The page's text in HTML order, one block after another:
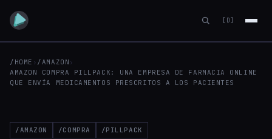
[D]
/HOME › /AMAZON ›
AMAZON COMPRA PILLPACK: UNA EMPRESA DE FARMACIA ONLINE
QUE ENVÍA MEDICAMENTOS PRESCRITOS A LOS PACIENTES
/AMAZON /COMPRA /PILLPACK